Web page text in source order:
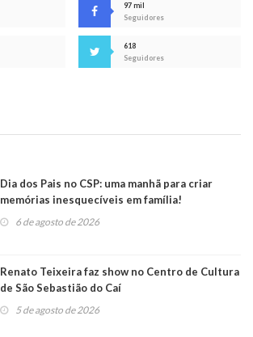
97 mil
Seguidores
618
Seguidores
Dia dos Pais no CSP: uma manhã para criar
memórias inesquecíveis em família!
6 de agosto de 2026
Renato Teixeira faz show no Centro de Cultura
de São Sebastião do Caí
5 de agosto de 2026